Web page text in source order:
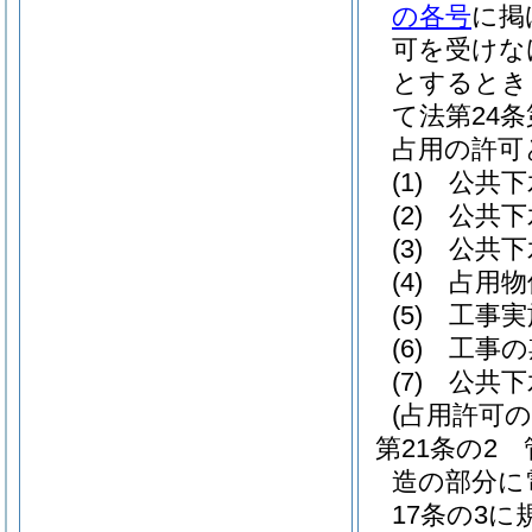
の各号に
可を受け
とすると
て法第24
占用の許
(1)
公共
(2)
公共
(3)
公共
(4)
占用
(5)
工事
(6)
工事
(7)
公共
(占用許可
第21条の2
造の部分に
17条の3に